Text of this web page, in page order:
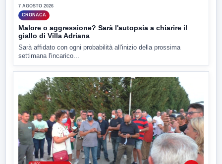
7 AGOSTO 2026
CRONACA
Malore o aggressione? Sarà l'autopsia a chiarire il
giallo di Villa Adriana
Sarà affidato con ogni probabilità all'inizio della prossima
settimana l'incarico...